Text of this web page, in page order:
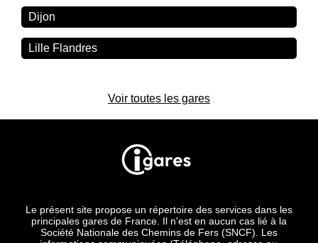
Dijon
Lille Flandres
Voir toutes les gares
Le présent site propose un répertoire des services dans les
principales gares de France. Il n'est en aucun cas lié à la
Société Nationale des Chemins de Fers (SNCF). Les